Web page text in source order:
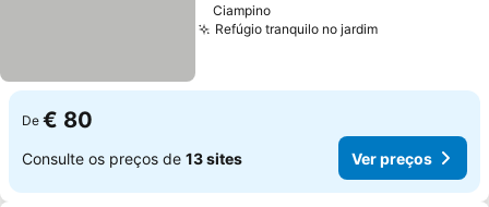
Ciampino
Refúgio tranquilo no jardim
De € 80
Consulte os preços de 13 sites Ver preços